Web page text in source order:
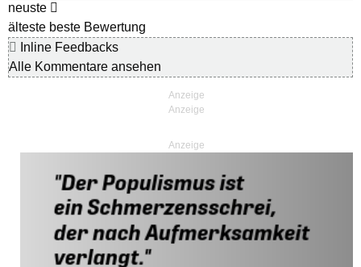
neuste
älteste beste Bewertung
Inline Feedbacks
Alle Kommentare ansehen
Anzeige